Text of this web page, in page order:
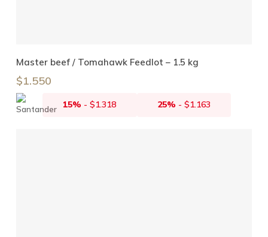
Añadir Al Carrito
Master beef / Tomahawk Feedlot – 1.5 kg
$1.550
15% -$1.318 25% - $1.163